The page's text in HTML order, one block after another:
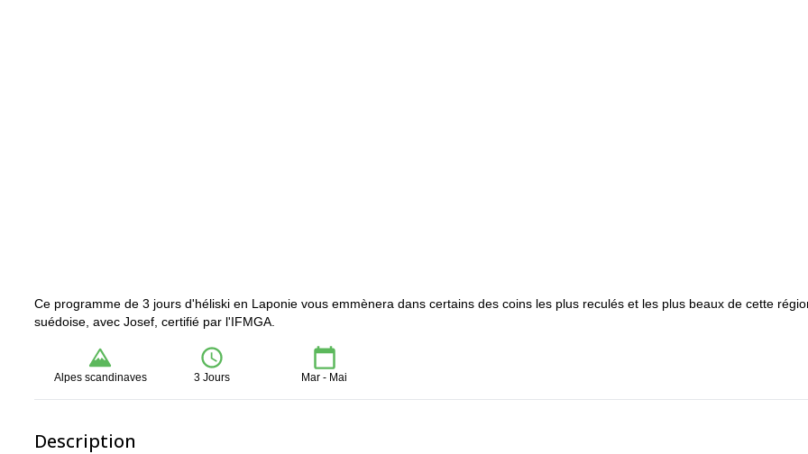
Ce programme de 3 jours d'héliski en Laponie vous emmènera dans certains des coins les plus reculés et les plus beaux de cette
suédoise, avec Josef, certifié par l'IFMGA.
Alpes scandinaves 3 Jours Mar - Mai
Description